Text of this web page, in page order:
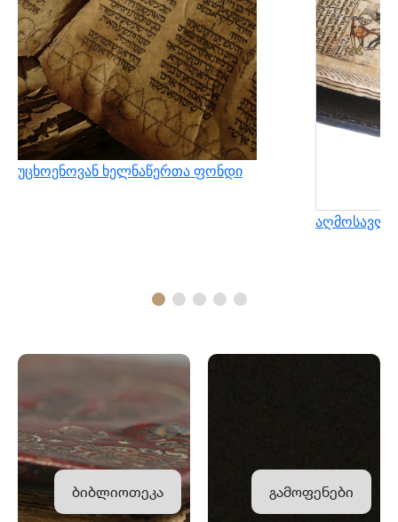
უცხოენოვან ხელნაწერთა ფონდი
ბიბლიოთეკა გამოფენები